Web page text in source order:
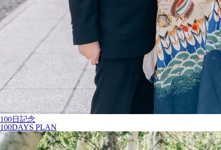
100日記念
100DAYS PLAN